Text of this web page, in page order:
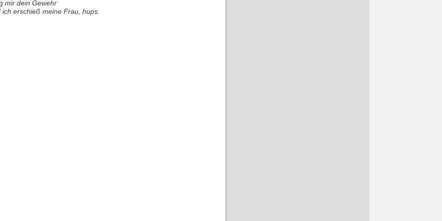
mir dein Gewehr
ich erschieß meine Frau, hups.